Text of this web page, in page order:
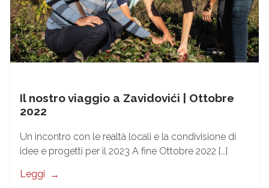
Il nostro viaggio a Zavidovići | Ottobre
2022
Un incontro con le realtà locali e la condivisione di
idee e progetti per il 2023 A fine Ottobre 2022 […]
Leggi